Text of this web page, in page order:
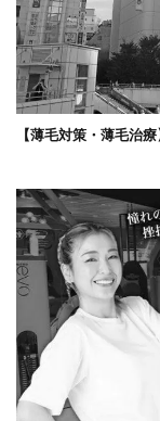
【薄毛対策・薄毛治